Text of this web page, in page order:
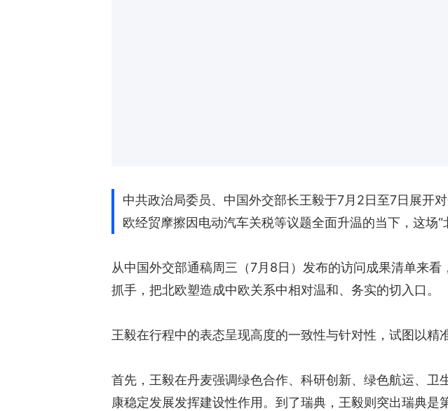
中共政治局委员、中国外交部长王毅于7月2日至7日展开
欧经贸摩擦因电动汽车关税等议题全面升温的当下，这场“
从中国外交部通稿周三（7月8日）发布的访问成果清单来
抓手，把北欧塑造成中欧关系中相对温和、务实的切入口。
王毅在行程中的表态呈现高度的一致性与针对性，试图以精
首先，王毅在丹麦强调绿色合作、科研创新、绿色航运、卫
康稳定发展发挥建设性作用。到了瑞典，王毅则突出瑞典